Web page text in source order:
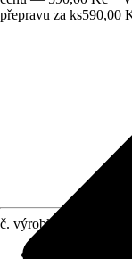
přepravu za ks590,00
č. výrobku